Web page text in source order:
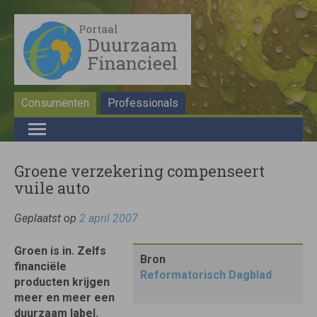
Consumenten Professionals
Groene verzekering compenseert
vuile auto
Geplaatst op 2 april 2007
Bron
Reformatorisch Dagblad
Groen is in. Zelfs
financiële
producten krijgen
meer en meer een
duurzaam label.